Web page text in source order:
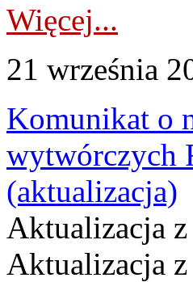
Więcej...
21 września
Komunikat o
wytwórczych
(aktualizacja)
Aktualizacja
Aktualizacja